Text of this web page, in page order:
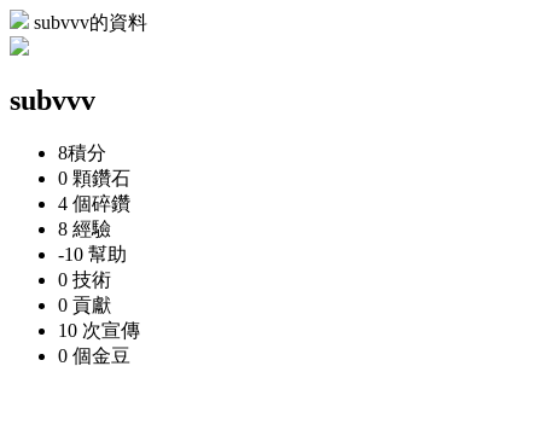
subvvv的資料
subvvv
8積分
0 顆鑽石
4 個碎鑽
8 經驗
-10 幫助
0 技術
0 貢獻
10 次宣傳
0 個金豆